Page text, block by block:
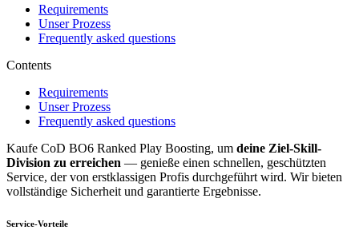
Requirements
Unser Prozess
Frequently asked questions
Contents
Requirements
Unser Prozess
Frequently asked questions
Kaufe CoD BO6 Ranked Play Boosting, um deine Ziel-Skill-
Division zu erreichen — genieße einen schnellen, geschützten
Service, der von erstklassigen Profis durchgeführt wird. Wir bieten
vollständige Sicherheit und garantierte Ergebnisse.
Service-Vorteile